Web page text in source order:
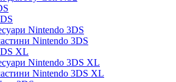
Nintendo 3DS
Nintendo 3DS
XL
Nintendo 3DS XL
Nintendo 3DS XL